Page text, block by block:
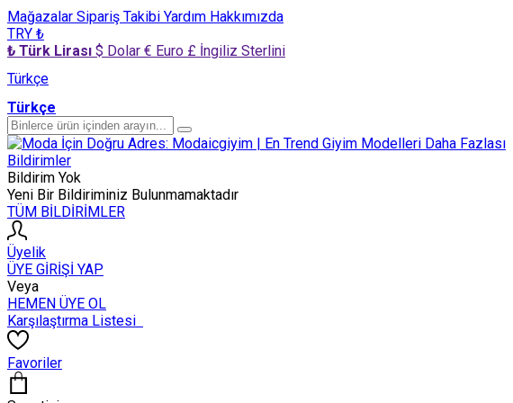
Mağazalar Sipariş Takibi Yardım Hakkımızda
TRY ₺
₺ Türk Lirası $ Dolar € Euro £ İngiliz Sterlini
Türkçe
Türkçe
Bildirimler
Bildirim Yok
Yeni Bir Bildiriminiz Bulunmamaktadır
TÜM BİLDİRİMLER
Üyelik
ÜYE GİRİŞİ YAP
Veya
HEMEN ÜYE OL
Karşılaştırma Listesi
Favoriler